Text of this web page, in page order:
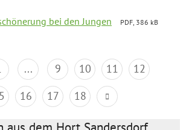
bei den Jungen
PDF, 386 kB
... 9 10 11
12
16 17 18